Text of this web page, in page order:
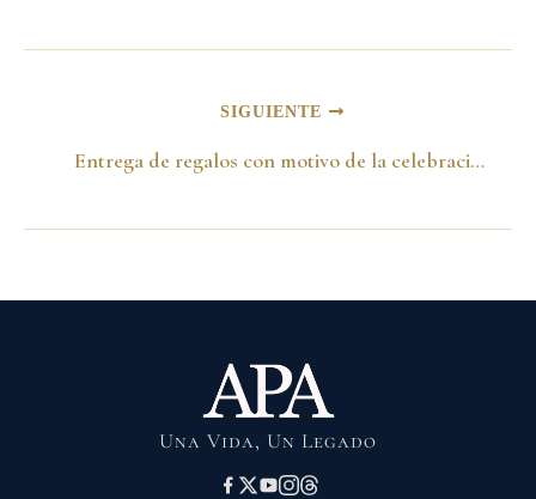
SIGUIENTE
Entrega de regalos con motivo de la celebración del Día del Niño -Abril de 1984-
Una Vida, Un Legado